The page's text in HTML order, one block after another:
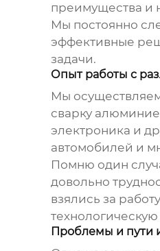
преимущества и
Мы постоянно
эффективные
задачи.
Опыт работы с
Мы
сварку
электроника и
автомобилей и
Помню один
довольно
взялись за
Проблемы и пути